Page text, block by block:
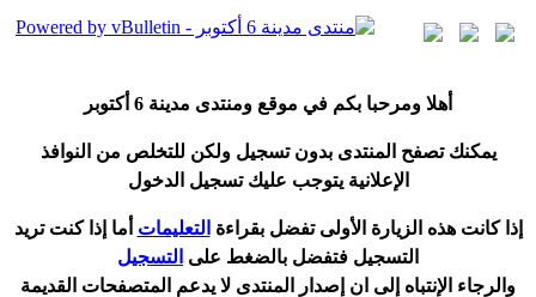
هلا ومرحبا بكم في موقع ومنتدى مدينة 6 أكتوبر
يمكنك تصفح المنتدى بدون تسجيل ولكن للتخلص من النوافذ
الإعلانية يتوجب عليك تسجيل الدخول
إذا كانت هذه الزيارة الأولى تفضل بقراءة التعليمات ما إذا كنت تريد
التسجيل فتفضل بالضغط على التسجيل
والرجاء الإنتباه إلى ان إصدار المنتدى لا يدعم المتصفحات القديمة